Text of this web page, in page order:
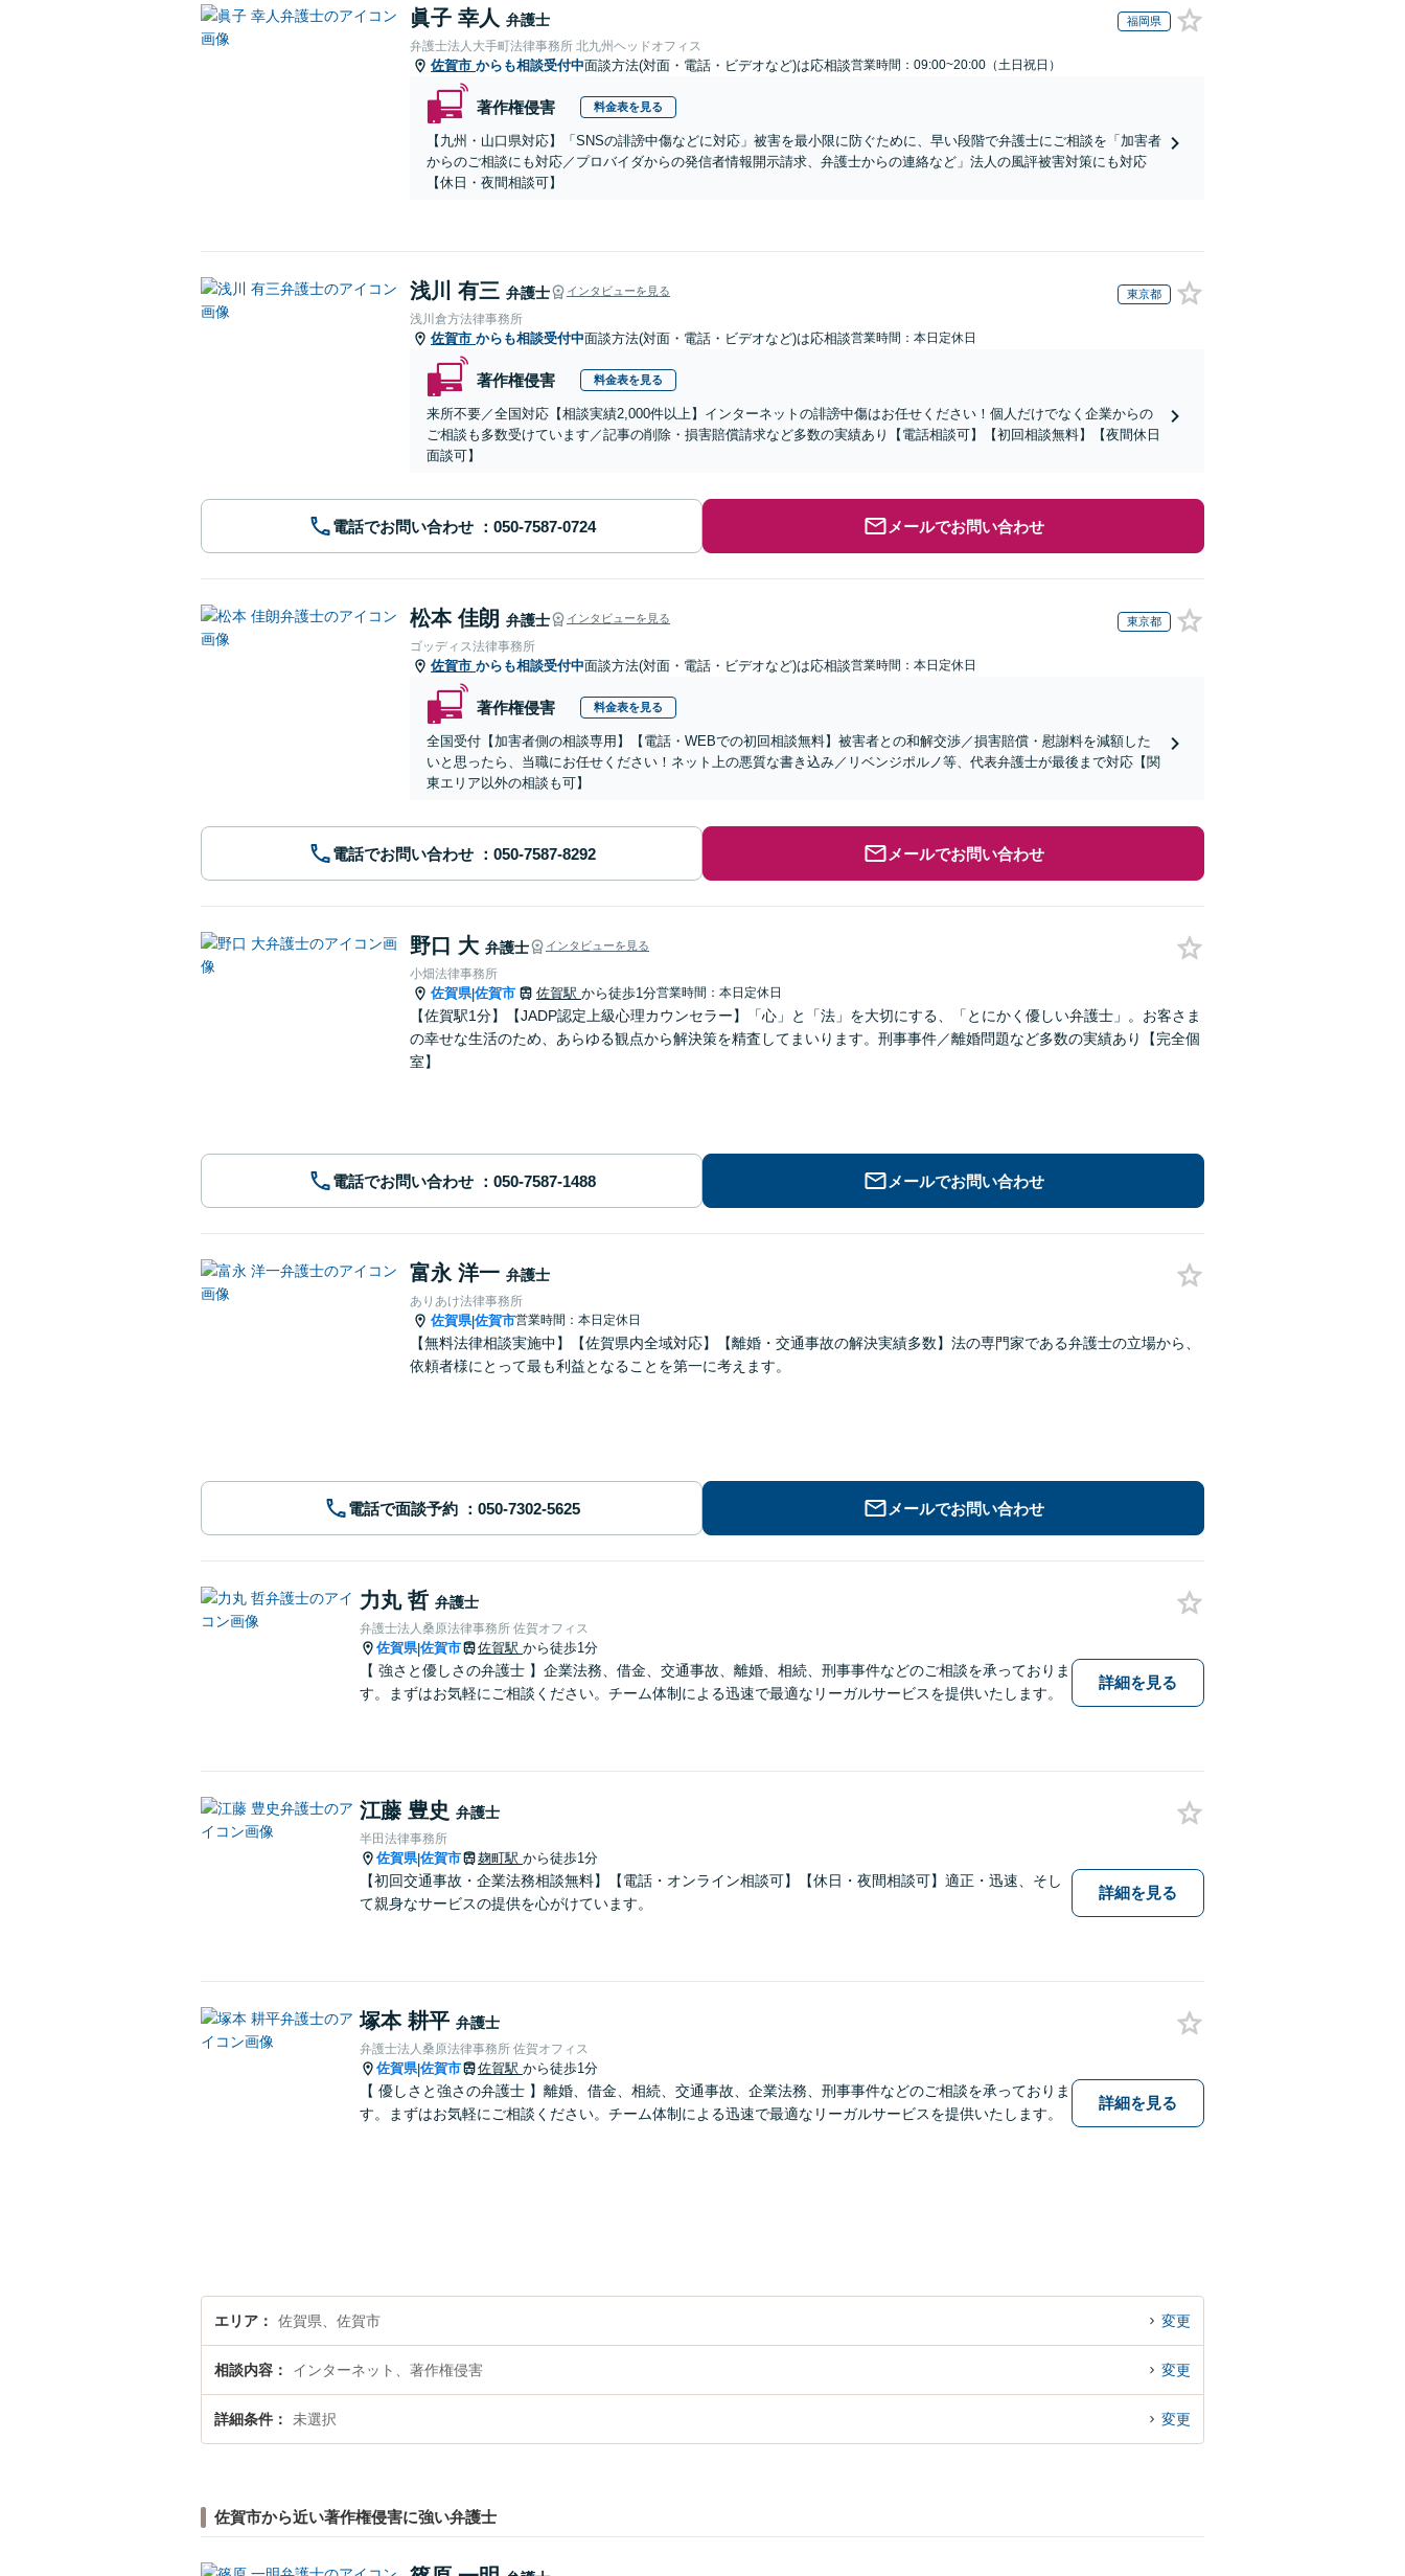
眞子 幸人 弁護士 福岡県
弁護士法人大手町法律事務所 北九州ヘッドオフィス
佐賀市 からも相談受付中面談方法(対面・電話・ビデオなど)は応相談営業時間：09:00~20:00（土日祝日）
著作権侵害 料金表を見る
【九州・山口県対応】「SNSの誹謗中傷などに対応」被害を最小限に防ぐために、早い段階で弁護士にご相談を「加害者
からのご相談にも対応／プロバイダからの発信者情報開示請求、弁護士からの連絡など」法人の風評被害対策にも対応
【休日・夜間相談可】
浅川 有三 弁護士 インタビューを見る 東京都
浅川倉方法律事務所
佐賀市 からも相談受付中面談方法(対面・電話・ビデオなど)は応相談営業時間：本日定休日
著作権侵害 料金表を見る
来所不要／全国対応【相談実績2,000件以上】インターネットの誹謗中傷はお任せください！個人だけでなく企業からの
ご相談も多数受けています／記事の削除・損害賠償請求など多数の実績あり【電話相談可】【初回相談無料】【夜間休日
面談可】
電話でお問い合わせ メールでお問い合わせ
松本 佳朗 弁護士 インタビューを見る 東京都
ゴッディス法律事務所
佐賀市 からも相談受付中面談方法(対面・電話・ビデオなど)は応相談営業時間：本日定休日
著作権侵害 料金表を見る
全国受付【加害者側の相談専用】【電話・WEBでの初回相談無料】被害者との和解交渉／損害賠償・慰謝料を減額した
いと思ったら、当職にお任せください！ネット上の悪質な書き込み／リベンジポルノ等、代表弁護士が最後まで対応【関
東エリア以外の相談も可】
電話でお問い合わせ メールでお問い合わせ
野口 大 弁護士 インタビューを見る
小畑法律事務所
佐賀県|佐賀市 佐賀駅 から徒歩1分営業時間：本日定休日
【佐賀駅1分】【JADP認定上級心理カウンセラー】「心」と「法」を大切にする、「とにかく優しい弁護士」。お客さま
の幸せな生活のため、あらゆる観点から解決策を精査してまいります。刑事事件／離婚問題など多数の実績あり【完全個
室】
電話でお問い合わせ メールでお問い合わせ
富永 洋一 弁護士
ありあけ法律事務所
佐賀県|佐賀市営業時間：本日定休日
【無料法律相談実施中】【佐賀県内全域対応】【離婚・交通事故の解決実績多数】法の専門家である弁護士の立場から、
依頼者様にとって最も利益となることを第一に考えます。
電話で面談予約 メールでお問い合わせ
力丸 哲 弁護士
弁護士法人桑原法律事務所 佐賀オフィス
佐賀県|佐賀市 佐賀駅 から徒歩1分
【 強さと優しさの弁護士 】企業法務、借金、交通事故、離婚、相続、刑事事件などのご相談を承っておりま
す。まずはお気軽にご相談ください。チーム体制による迅速で最適なリーガルサービスを提供いたします。
詳細を見る
江藤 豊史 弁護士
半田法律事務所
佐賀県|佐賀市 麹町駅 から徒歩1分
【初回交通事故・企業法務相談無料】【電話・オンライン相談可】【休日・夜間相談可】適正・迅速、そし
て親身なサービスの提供を心がけています。
詳細を見る
塚本 耕平 弁護士
弁護士法人桑原法律事務所 佐賀オフィス
佐賀県|佐賀市 佐賀駅 から徒歩1分
【 優しさと強さの弁護士 】離婚、借金、相続、交通事故、企業法務、刑事事件などのご相談を承っておりま
す。まずはお気軽にご相談ください。チーム体制による迅速で最適なリーガルサービスを提供いたします。
詳細を見る
エリア 佐賀県、佐賀市 変更
相談内容 インターネット、著作権侵害 変更
詳細条件 未選択 変更
佐賀市から近い著作権侵害に強い弁護士